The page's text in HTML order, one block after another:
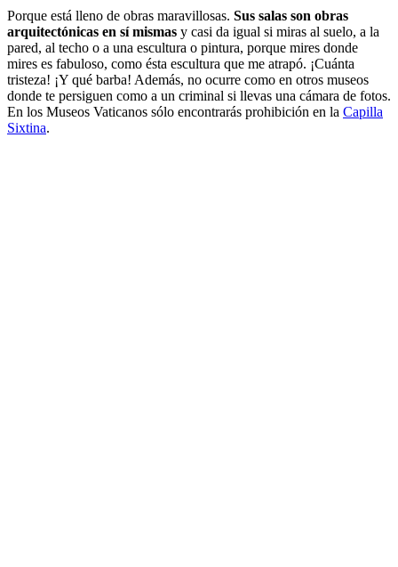
Porque está lleno de obras maravillosas. Sus salas son obras
arquitectónicas en sí mismas y casi da igual si miras al suelo, a la
pared, al techo o a una escultura o pintura, porque mires donde
mires es fabuloso, como ésta escultura que me atrapó. ¡Cuánta
tristeza! ¡Y qué barba! Además, no ocurre como en otros museos
donde te persiguen como a un criminal si llevas una cámara de fotos.
En los Museos Vaticanos sólo encontrarás prohibición en la Capilla
Sixtina.